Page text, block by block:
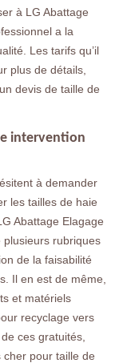
à LG Abattage
a la
Les tarifs qu’il
plus de détails,
devis de taille de
intervention
à demander
les tailles de haie
Abattage Elagage
plusieurs rubriques
de la faisabilité
Il en est de même,
et matériels
recyclage vers
ces gratuités,
cher pour taille de